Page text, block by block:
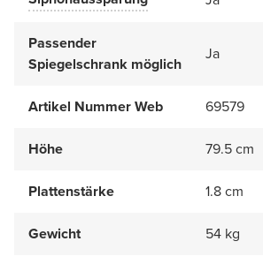
Passender
Spiegelschrank möglich
Ja
Artikel Nummer Web 69579
Höhe 79.5 cm
Plattenstärke 1.8 cm
Gewicht 54 kg